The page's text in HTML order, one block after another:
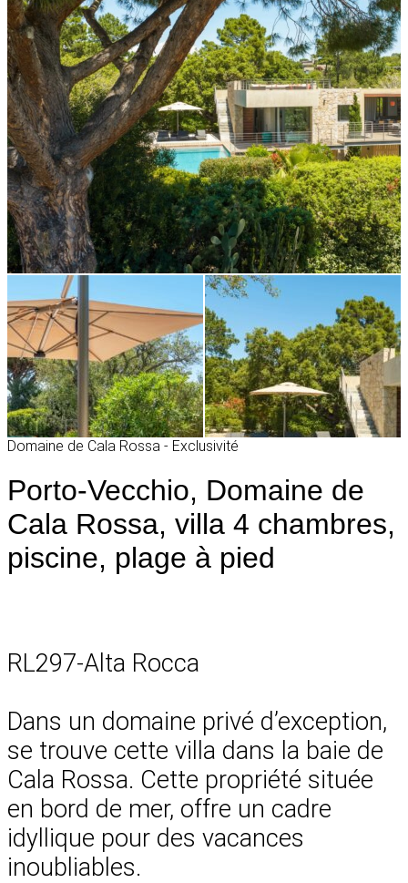
Domaine de Cala Rossa - Exclusivité
Porto-Vecchio, Domaine de
Cala Rossa, villa 4 chambres,
piscine, plage à pied
RL297-Alta Rocca
Dans un domaine privé d’exception,
se trouve cette villa dans la baie de
Cala Rossa. Cette propriété située
en bord de mer, offre un cadre
idyllique pour des vacances
inoubliables.